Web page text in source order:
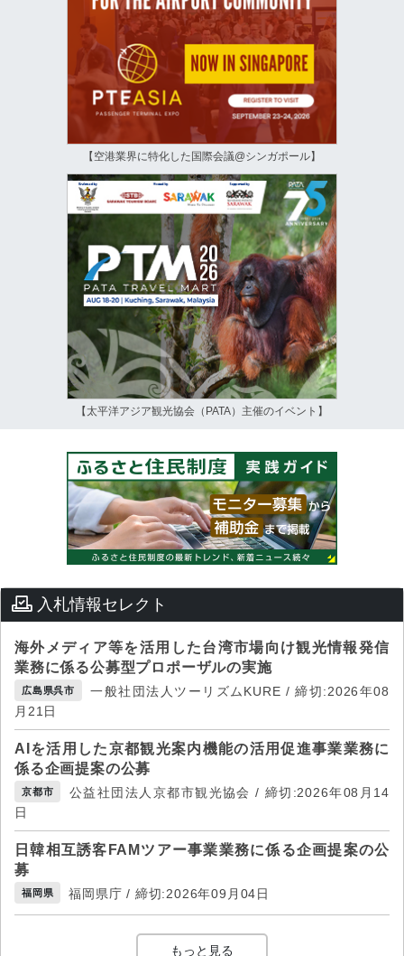
【空港業界に特化した国際会議@シンガポール】
【太平洋アジア観光協会（PATA）主催のイベント】
入札情報セレクト
海外メディア等を活用した台湾市場向け観光情報発信
業務に係る公募型プロポーザルの実施
広島県呉市
一般社団法人ツーリズムKURE / 締切:2026年08
月21日
AIを活用した京都観光案内機能の活用促進事業業務に
係る企画提案の公募
京都市
公益社団法人京都市観光協会 / 締切:2026年08月14
日
日韓相互誘客FAMツアー事業業務に係る企画提案の公
募
福岡県 福岡県庁 / 締切:2026年09月04日
もっと見る